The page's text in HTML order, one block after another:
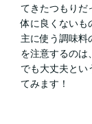
てきたつもりだ
体に良くないも
主に使う調味料
を注意するのは
でも大丈夫とい
てみます！